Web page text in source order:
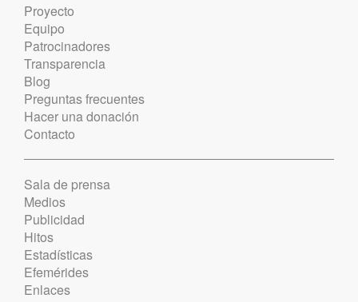
Proyecto
Equipo
Patrocinadores
Transparencia
Blog
Preguntas frecuentes
Hacer una donación
Contacto
Sala de prensa
Medios
Publicidad
Hitos
Estadísticas
Efemérides
Enlaces